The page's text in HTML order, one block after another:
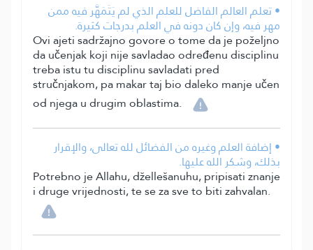
• تعلم العالم الفاضل للعلم الذي لم يَتَمَهَّر فيه ممن
مهر فيه، وإن كان دونه في العلم بدرجات كثيرة.
Ovi ajeti sadržajno govore o tome da je poželjno
da učenjak koji nije savladao određenu disciplinu
treba istu tu disciplinu savladati pred
stručnjakom, pa makar taj bio daleko manje učen
od njega u drugim oblastima.
• إضافة العلم وغيره من الفضائل لله تعالى، والإقرار
بذلك، وشكر الله عليها.
Potrebno je Allahu, džellešanuhu, pripisati znanje
i druge vrijednosti, te se za sve to biti zahvalan.